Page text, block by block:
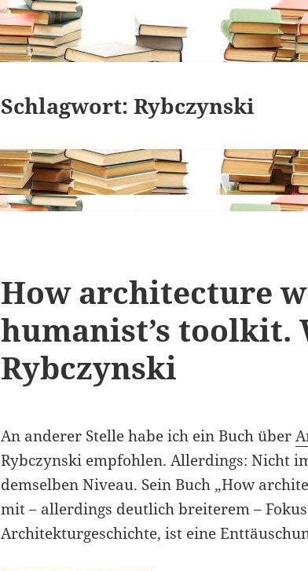
Schlagwort:Rybczynski
How architecture
humanist’s toolkit.
Rybczynski
An anderer Stelle habe ich ein Buch über
Rybczynski empfohlen. Allerdings: Nicht
demselben Niveau. Sein Buch „How
mit – allerdings deutlich breiterem –
Architekturgeschichte, ist eine